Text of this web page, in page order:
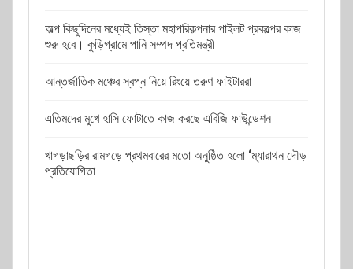
অল্প কিছুদিনের মধ্যেই তিস্তা মহাপরিকল্পনার পাইলট প্রকল্পের কাজ
শুরু হবে। কুড়িগ্রামে পানি সম্পদ প্রতিমন্ত্রী
আন্তর্জাতিক মঞ্চের স্বপ্ন নিয়ে রিংয়ে তরুণ ফাইটাররা
এতিমদের মুখে হাসি ফোটাতে কাজ করছে এবিজি ফাউন্ডেশন
খাগড়াছড়ির রামগড়ে প্রথমবারের মতো অনুষ্ঠিত হলো ‘ম্যারাথন দৌড়
প্রতিযোগিতা